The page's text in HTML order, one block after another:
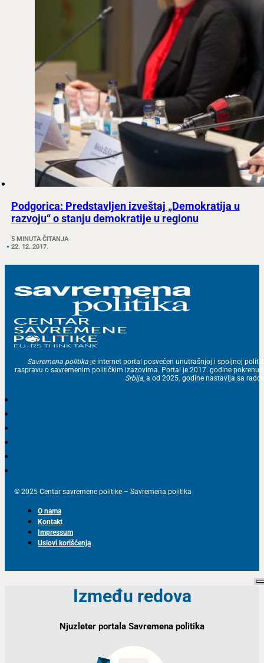
Podgorica: Predstavljen izveštaj „Demokratija u
razvoju“ o stanju demokratije u regionu
5 MINUTA ČITANJA
22. 12. 2017.
Savremena politika je internet portal posvećen unutrašnjoj i spoljnoj
raspravu o savremenim političkim izazovima. Portal je 2017. godine
Srbija , a od 2025. godine nastavlja sa
© 2025 Centar savremene politike – Savremena politika
O nama
Kontakt
Impressum
Uslovi korišćenja
Između redova
Njuzleter portala Savremena politika